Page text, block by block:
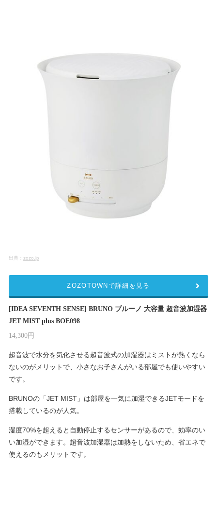
出典： zozo.jp
[IDEA SEVENTH SENSE] BRUNO ブルーノ 大容量 超音波加湿器
JET MIST plus BOE098
14,300円
超音波で水分を気化させる超音波式の加湿器はミストが熱くなら
ないのがメリットで、小さなお子さんがいる部屋でも使いやすい
です。
BRUNOの「JET MIST」は部屋を一気に加湿できるJETモードを
搭載しているのが人気。
湿度70%を超えると自動停止するセンサーがあるので、効率のい
い加湿ができます。超音波加湿器は加熱をしないため、省エネで
使えるのもメリットです。
ZOZOTOWNで詳細を見る